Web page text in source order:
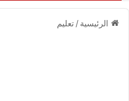
الرئيسية / تعليم